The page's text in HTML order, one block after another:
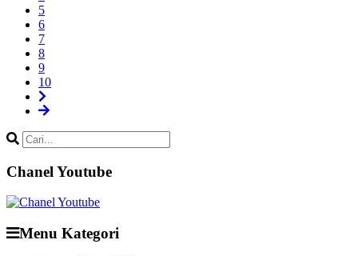
5
6
7
8
9
10
Chanel Youtube
Menu Kategori